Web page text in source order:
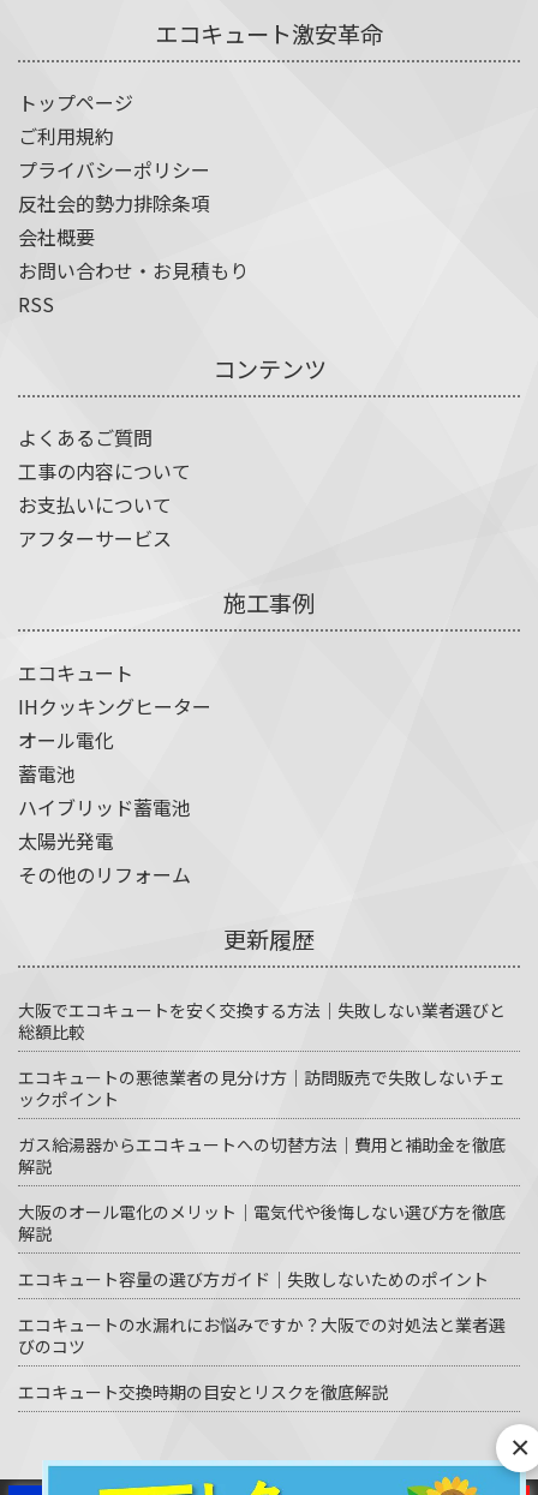
エコキュート激安革命
トップページ
ご利用規約
プライバシーポリシー
反社会的勢力排除条項
会社概要
お問い合わせ・お見積もり
RSS
コンテンツ
よくあるご質問
工事の内容について
お支払いについて
アフターサービス
施工事例
エコキュート
IHクッキングヒーター
オール電化
蓄電池
ハイブリッド蓄電池
太陽光発電
その他のリフォーム
更新履歴
大阪でエコキュートを安く交換する方法｜失敗しない業者選びと
総額比較
エコキュートの悪徳業者の見分け方｜訪問販売で失敗しないチェ
ックポイント
ガス給湯器からエコキュートへの切替方法｜費用と補助金を徹底
解説
大阪のオール電化のメリット｜電気代や後悔しない選び方を徹底
解説
エコキュート容量の選び方ガイド｜失敗しないためのポイント
エコキュートの水漏れにお悩みですか？大阪での対処法と業者選
びのコツ
エコキュート交換時期の目安とリスクを徹底解説
×
© エコキュート激安革命 All Rights Reserved.